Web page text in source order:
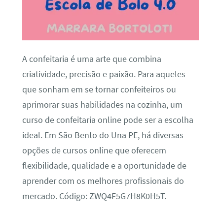
A confeitaria é uma arte que combina
criatividade, precisão e paixão. Para aqueles
que sonham em se tornar confeiteiros ou
aprimorar suas habilidades na cozinha, um
curso de confeitaria online pode ser a escolha
ideal. Em São Bento do Una PE, há diversas
opções de cursos online que oferecem
flexibilidade, qualidade e a oportunidade de
aprender com os melhores profissionais do
mercado. Código: ZWQ4F5G7H8K0H5T.